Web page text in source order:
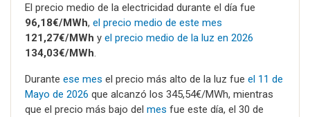
El precio medio de la electricidad durante el día fue
96,18€/MWh, el precio medio de este mes
121,27€/MWh y el precio medio de la luz en 2026
134,03€/MWh
Durante ese mes el precio más alto de la luz fue el 11 de
Mayo de 2026 que alcanzó los 345,54€/MWh, mientras
que el precio más bajo del mes fue este día, el 30 de